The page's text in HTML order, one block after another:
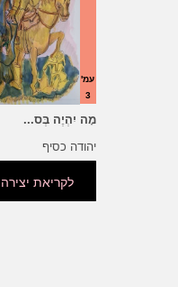
עמ'
3
מָה יִהְיֶה בְּס...
יהודה כסיף
לקריאת יצירה